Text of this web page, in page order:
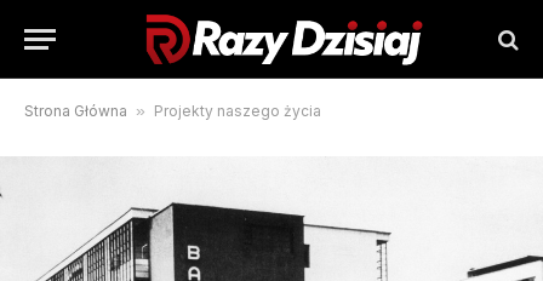
Strona Główna » Projekty naszego życia